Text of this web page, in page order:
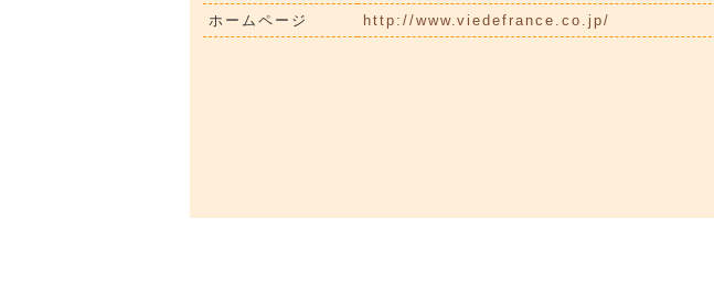
ホームページ
http://www.viedefrance.co.jp/